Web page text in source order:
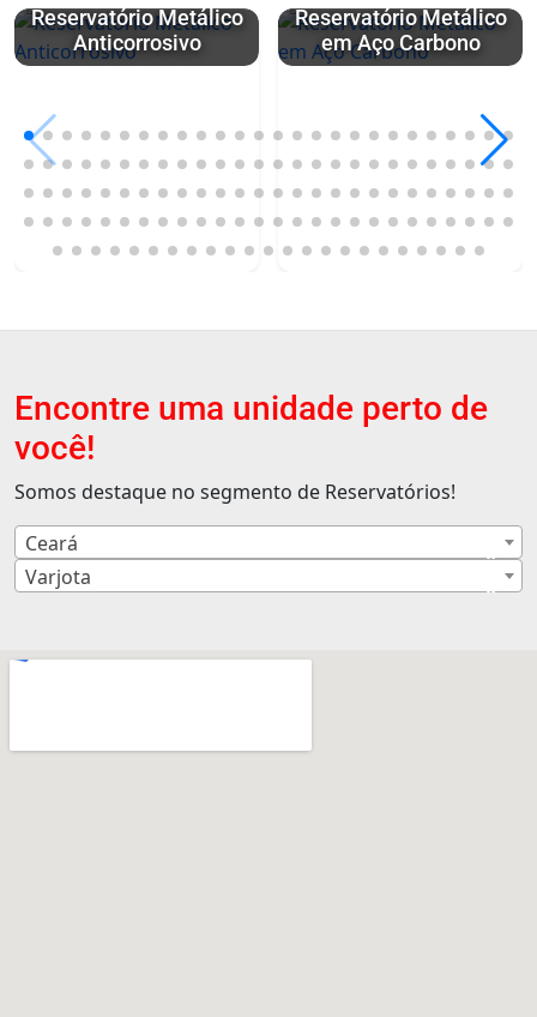
Reservatório Metálico
Anticorrosivo
Reservatório Metálico
em Aço Carbono
Encontre uma unidade perto de
você!
Somos destaque no segmento de Reservatórios!
×
Ceará
×
Varjota